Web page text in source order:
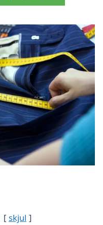
skjul